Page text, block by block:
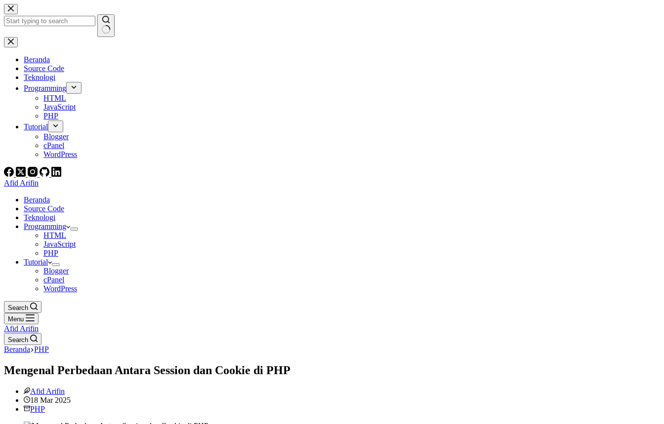
Skip
to
content
No
results
Beranda
Source Code
Teknologi
Programming
HTML
JavaScript
PHP
Tutorial
Blogger
cPanel
WordPress
Afid Arifin
Beranda
Source Code
Teknologi
Programming
HTML
JavaScript
PHP
Tutorial
Blogger
cPanel
WordPress
Search
Menu
Afid Arifin
Search
Beranda PHP
Mengenal Perbedaan Antara Session dan Cookie di PHP
Afid Arifin
18 Mar 2025
PHP